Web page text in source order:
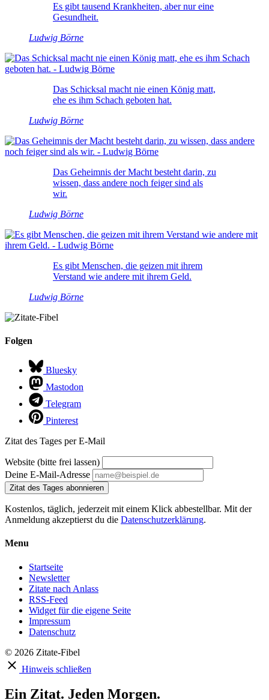
Es gibt tausend Krankheiten, aber nur eine
Gesundheit.
Ludwig Börne
Das Schicksal macht nie einen König matt,
ehe es ihm Schach geboten hat.
Ludwig Börne
Das Geheimnis der Macht besteht darin, zu
wissen, dass andere noch feiger sind als
wir.
Ludwig Börne
Es gibt Menschen, die geizen mit ihrem
Verstand wie andere mit ihrem Geld.
Ludwig Börne
Folgen
Bluesky
Mastodon
Telegram
Pinterest
Zitat des Tages per E-Mail
Website (bitte frei lassen)
Deine E-Mail-Adresse
Zitat des Tages abonnieren
Kostenlos, täglich, jederzeit mit einem Klick abbestellbar. Mit der
Anmeldung akzeptierst du die Datenschutzerklärung.
Menu
Startseite
Newsletter
Zitate nach Anlass
RSS-Feed
Widget für die eigene Seite
Impressum
Datenschutz
© 2026 Zitate-Fibel
Hinweis schließen
Ein Zitat. Jeden Morgen.